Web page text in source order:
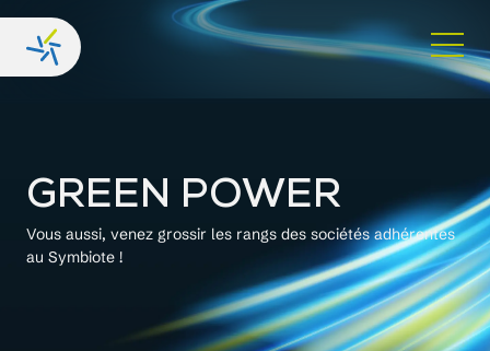
GREEN POWER
Vous aussi, venez grossir les rangs des sociétés adhérentes
au Symbiote !